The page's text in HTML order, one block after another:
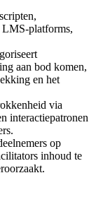
LMS-platforms,
aan bod komen,
en het
via
interactiepatronen
op
inhoud te